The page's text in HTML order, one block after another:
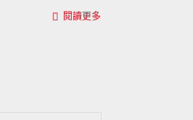
閱讀更多